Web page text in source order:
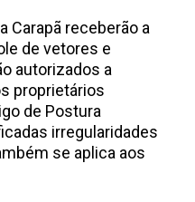
Carapã receberão a
de vetores e
autorizados a
proprietários
de Postura
irregularidades
se aplica aos